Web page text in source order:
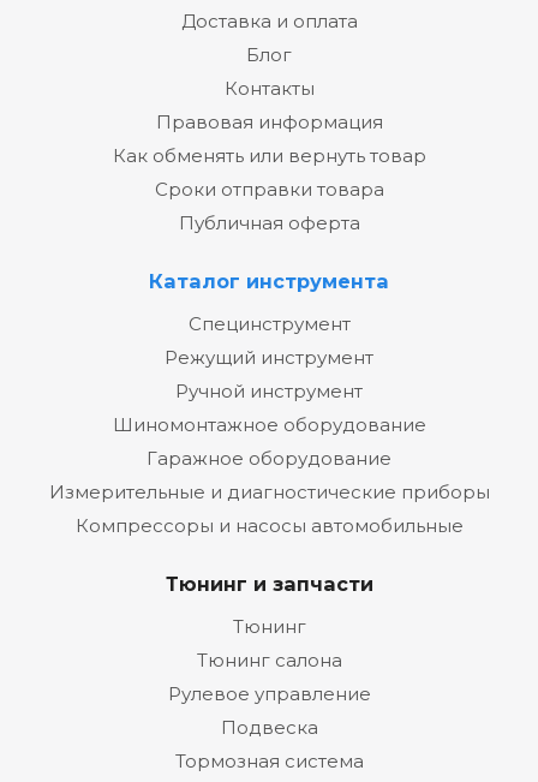
Доставка и оплата
Блог
Контакты
Правовая информация
Как обменять или вернуть товар
Сроки отправки товара
Публичная оферта
Каталог инструмента
Специнструмент
Режущий инструмент
Ручной инструмент
Шиномонтажное оборудование
Гаражное оборудование
Измерительные и диагностические приборы
Компрессоры и насосы автомобильные
Тюнинг и запчасти
Тюнинг
Тюнинг салона
Рулевое управление
Подвеска
Тормозная система